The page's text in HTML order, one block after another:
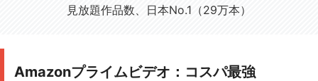
見放題作品数、日本No.1（29万本）
Amazonプライムビデオ：コスパ最強